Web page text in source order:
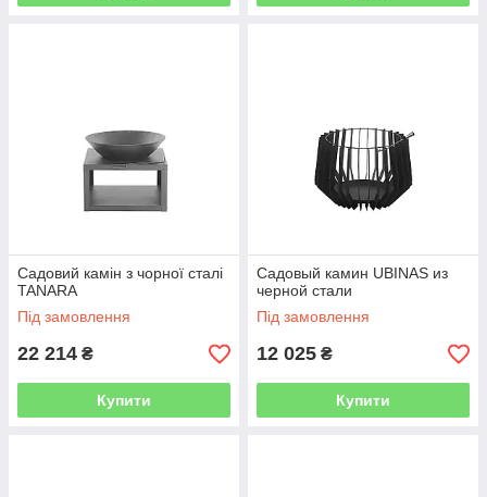
Садовий камін з чорної сталі
TANARA
Під замовлення
22 214 ₴
Купити
Садовый камин UBINAS из
черной стали
Під замовлення
12 025 ₴
Купити